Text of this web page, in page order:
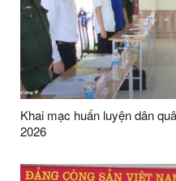
Khai mạc huấn luyện dân
2026